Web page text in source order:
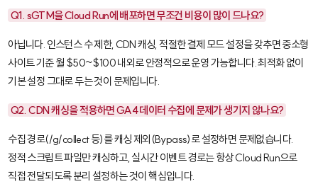
Q1. sGTM을 Cloud Run에 배포하면 무조건 비용이 많이 드나요?
아닙니다. 인스턴스 수 제한, CDN 캐싱, 적절한 결제 모드 설정을 갖추면 중소형
사이트 기준 월 $50~$100 내외로 안정적으로 운영 가능합니다. 최적화 없이
기본 설정 그대로 두는 것이 문제입니다.
Q2. CDN 캐싱을 적용하면 GA4 데이터 수집에 문제가 생기지 않나요?
수집 경로(/g/collect등)를 캐싱 제외(Bypass)로 설정하면 문제없습니다.
정적 스크립트 파일만 캐싱하고, 실시간 이벤트 경로는 항상 Cloud Run으로
직접 전달되도록 분리 설정하는 것이 핵심입니다.